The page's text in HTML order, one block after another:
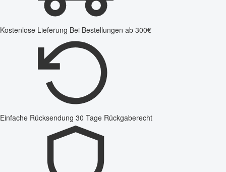
Kostenlose Lieferung Bei Bestellungen ab 300€
Einfache Rücksendung 30 Tage Rückgaberecht